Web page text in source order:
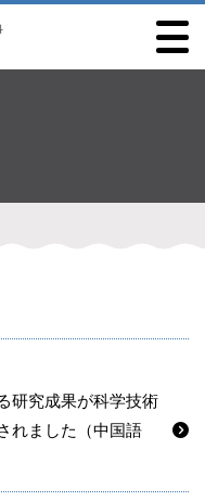
研究成果が科学技術
れました（中国語